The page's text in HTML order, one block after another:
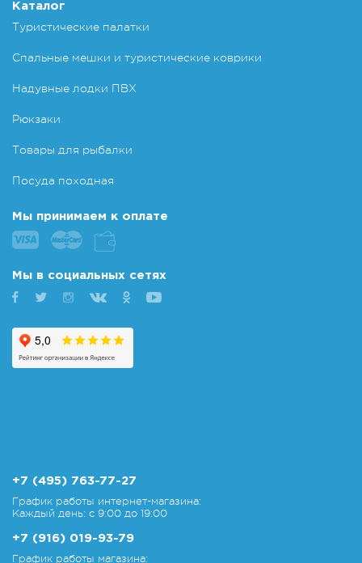
Каталог
Туристические палатки
Спальные мешки и туристические коврики
Надувные лодки ПВХ
Рюкзаки
Товары для рыбалки
Посуда походная
Мы принимаем к оплате
Мы в социальных сетях
+7 (495) 763-77-27
График работы интернет-магазина:
Каждый день: с 9:00 до 19:00
+7 (916) 019-93-79
График работы магазина: